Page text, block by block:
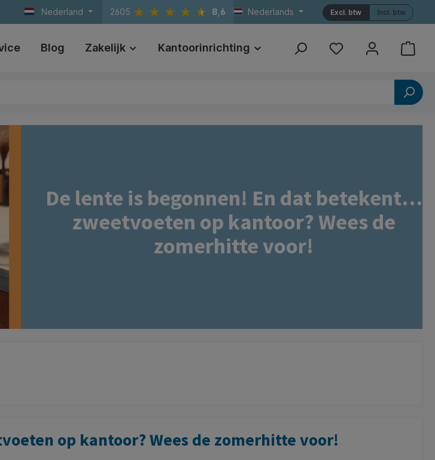
Nederland 2605 8,6 Nederlands Incl. btw
Excl. btw
Blog Zakelijk Kantoorinrichting Print Referenties
De lente is begonnen! En dat betekent…
zweetvoeten op kantoor? Wees de
zomerhitte voor!
op kantoor? Wees de zomerhitte voor!